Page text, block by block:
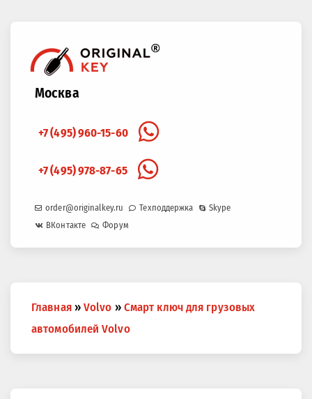
Москва
+7 (495) 960-15-60
+7 (495) 978-87-65
order@originalkey.ru Техподдержка
Skype
ВКонтакте
Форум
здесь
Главная » Volvo » Cмарт ключ для грузовых
автомобилей Volvo